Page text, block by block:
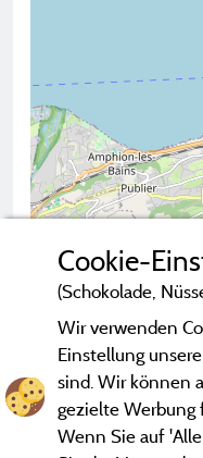
2 km
Campingplatz
Cookie-
(Schokolade,
Wir verwenden
Einstellung
sind. Wir können
gezielte Werbung
Wenn Sie auf